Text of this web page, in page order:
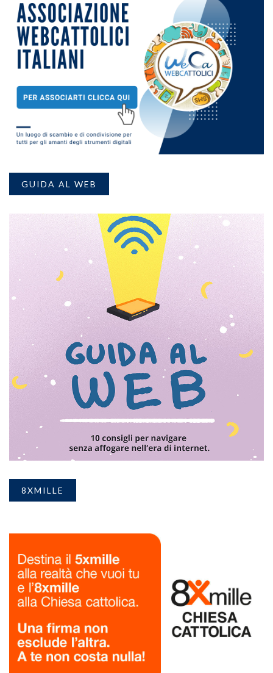
GUIDA AL WEB
8XMILLE